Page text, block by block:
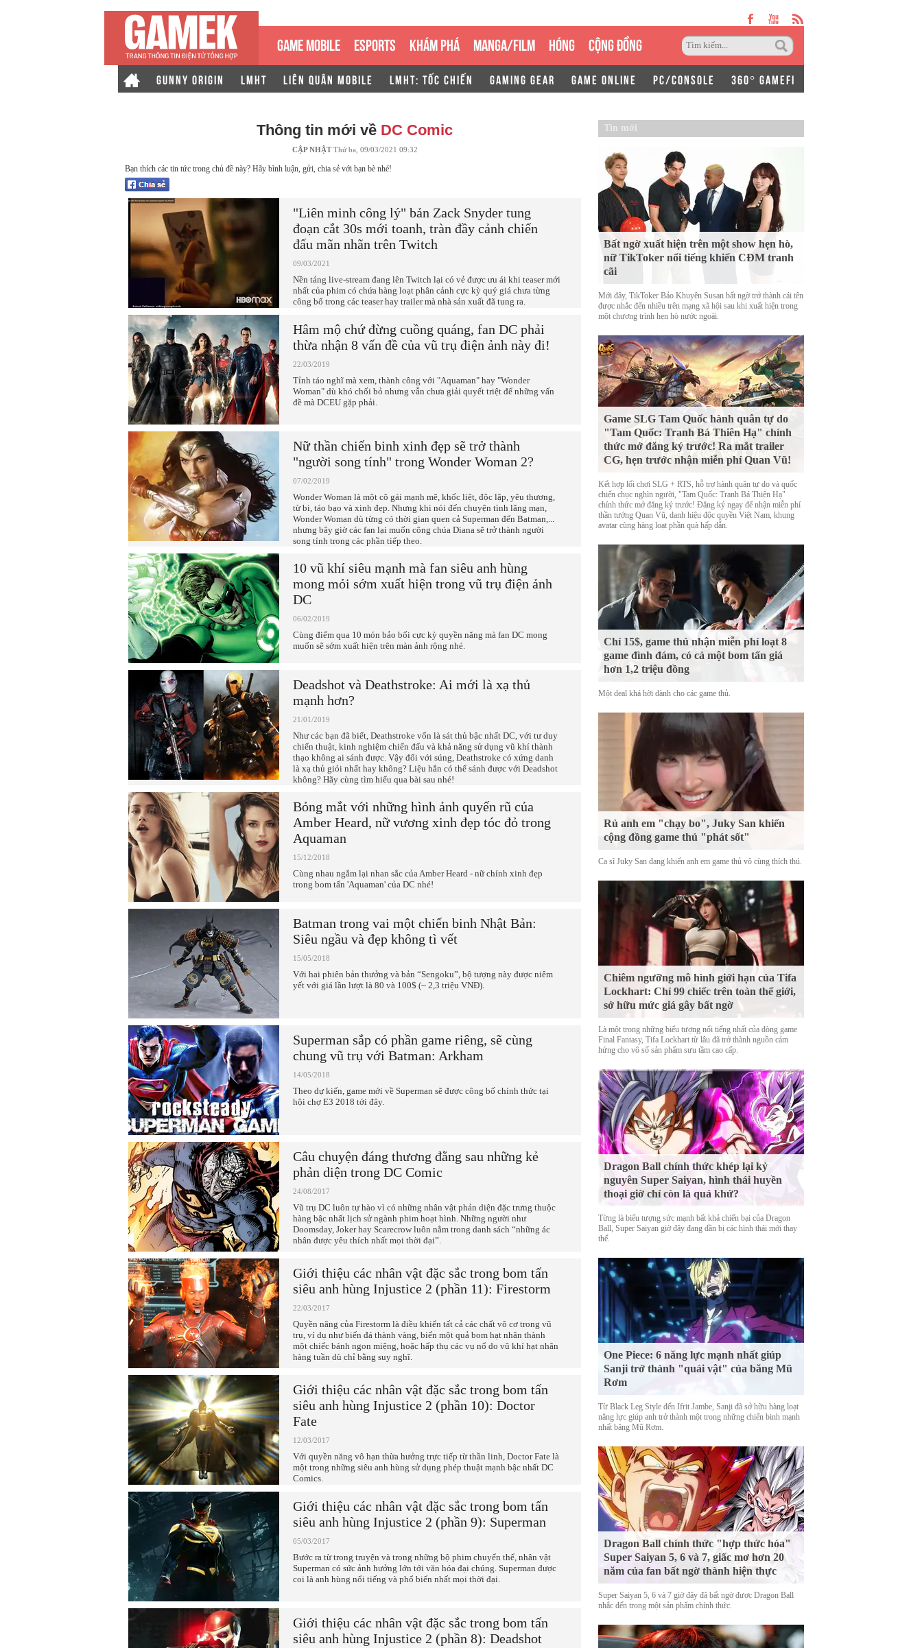
GAME MOBILE ESPORTS KHÁM PHÁ MANGA/FILM HÓNG CỘNG ĐỒNG
GUNNY ORIGIN LMHT LIÊN QUÂN MOBILE LMHT: TỐC CHIẾN GAMING GEAR GAME ONLINE PC/CONSOLE 360° GAMEFI
Thông tin mới về DC Comic
CẬP NHẬTThứ ba, 09/03/2021 09:32
Bạn thích các tin tức trong chủ đề này? Hãy bình luận, gửi, chia sẻ với bạn bè nhé!
"Liên minh công lý" bản Zack Snyder tung
đoạn cắt 30s mới toanh, tràn đầy cảnh chiến
đấu mãn nhãn trên Twitch
09/03/2021
Nền tảng live-stream đang lên Twitch lại có vẻ được ưu ái khi teaser mới
nhất của phim có chứa hàng loạt phân cảnh cực kỳ quý giá chưa từng
công bố trong các teaser hay trailer mà nhà sản xuất đã tung ra.
Hâm mộ chứ đừng cuồng quáng, fan DC phải
thừa nhận 8 vấn đề của vũ trụ điện ảnh này đi!
22/03/2019
Tỉnh táo nghĩ mà xem, thành công với "Aquaman" hay "Wonder
Woman" dù khó chối bỏ nhưng vẫn chưa giải quyết triệt để những vấn
đề mà DCEU gặp phải.
Nữ thần chiến binh xinh đẹp sẽ trở thành
"người song tính" trong Wonder Woman 2?
07/02/2019
Wonder Woman là một cô gái mạnh mẽ, khốc liệt, độc lập, yêu thương,
từ bi, táo bạo và xinh đẹp. Nhưng khi nói đến chuyện tình lãng mạn,
Wonder Woman dù từng có thời gian quen cả Superman đến Batman,...
nhưng bây giờ các fan lại muốn công chúa Diana sẽ trở thành người
song tính trong các phần tiếp theo.
10 vũ khí siêu mạnh mà fan siêu anh hùng
mong mỏi sớm xuất hiện trong vũ trụ điện ảnh
DC
06/02/2019
Cùng điểm qua 10 món bảo bối cực kỳ quyền năng mà fan DC mong
muốn sẽ sớm xuất hiện trên màn ảnh rộng nhé.
Deadshot và Deathstroke: Ai mới là xạ thủ
mạnh hơn?
21/01/2019
Như các bạn đã biết, Deathstroke vốn là sát thủ bậc nhất DC, với tư duy
chiến thuật, kinh nghiệm chiến đấu và khả năng sử dụng vũ khí thành
thạo không ai sánh được. Vậy đối với súng, Deathstroke có xứng danh
là xạ thủ giỏi nhất hay không? Liệu hắn có thể sánh được với Deadshot
không? Hãy cùng tìm hiểu qua bài sau nhé!
Bỏng mắt với những hình ảnh quyến rũ của
Amber Heard, nữ vương xinh đẹp tóc đỏ trong
Aquaman
15/12/2018
Cùng nhau ngắm lại nhan sắc của Amber Heard - nữ chính xinh đẹp
trong bom tấn 'Aquaman' của DC nhé!
Batman trong vai một chiến binh Nhật Bản:
Siêu ngầu và đẹp không tì vết
15/05/2018
Với hai phiên bản thưởng và bản “Sengoku”, bộ tượng này được niêm
yết với giá lần lượt là 80 và 100$ (~ 2,3 triệu VNĐ).
Superman sắp có phần game riêng, sẽ cùng
chung vũ trụ với Batman: Arkham
14/05/2018
Theo dự kiến, game mới về Superman sẽ được công bố chính thức tại
hội chợ E3 2018 tới đây.
Câu chuyện đáng thương đằng sau những kẻ
phản diện trong DC Comic
24/08/2017
Vũ trụ DC luôn tự hào vì có những nhân vật phản diện đặc trưng thuộc
hàng bậc nhất lịch sử ngành phim hoạt hình. Những người như
Doomsday, Joker hay Scarecrow luôn nằm trong danh sách “những ác
nhân được yêu thích nhất mọi thời đại”.
Giới thiệu các nhân vật đặc sắc trong bom tấn
siêu anh hùng Injustice 2 (phần 11): Firestorm
22/03/2017
Quyền năng của Firestorm là điều khiển tất cả các chất vô cơ trong vũ
trụ, ví dụ như biến đá thành vàng, biến một quả bom hạt nhân thành
một chiếc bánh ngon miệng, hoặc hấp thụ các vụ nổ do vũ khí hạt nhân
hàng tuần dù chỉ bằng suy nghĩ.
Giới thiệu các nhân vật đặc sắc trong bom tấn
siêu anh hùng Injustice 2 (phần 10): Doctor
Fate
12/03/2017
Với quyền năng vô hạn thừa hưởng trực tiếp từ thần linh, Doctor Fate là
một trong những siêu anh hùng sử dụng phép thuật mạnh bậc nhất DC
Comics.
Giới thiệu các nhân vật đặc sắc trong bom tấn
siêu anh hùng Injustice 2 (phần 9): Superman
05/03/2017
Bước ra từ trong truyện và trong những bộ phim chuyển thể, nhân vật
Superman có sức ảnh hưởng lớn tới văn hóa đại chúng. Superman được
coi là anh hùng nổi tiếng và phổ biến nhất mọi thời đại.
Giới thiệu các nhân vật đặc sắc trong bom tấn
siêu anh hùng Injustice 2 (phần 8): Deadshot
Tin mới
Bất ngờ xuất hiện trên một show hẹn hò,
nữ TikToker nổi tiếng khiến CĐM tranh
cãi
Mới đây, TikToker Bảo Khuyên Susan bất ngờ trở thành cái tên
được nhắc đến nhiều trên mạng xã hội sau khi xuất hiện trong
một chương trình hẹn hò nước ngoài.
Game SLG Tam Quốc hành quân tự do
"Tam Quốc: Tranh Bá Thiên Hạ" chính
thức mở đăng ký trước! Ra mắt trailer
CG, hẹn trước nhận miễn phí Quan Vũ!
Kết hợp lối chơi SLG + RTS, hỗ trợ hành quân tự do và quốc
chiến chục nghìn người, "Tam Quốc: Tranh Bá Thiên Hạ"
chính thức mở đăng ký trước! Đăng ký ngay để nhận miễn phí
thần tướng Quan Vũ, danh hiệu độc quyền Việt Nam, khung
avatar cùng hàng loạt phần quà hấp dẫn.
Chỉ 15$, game thủ nhận miễn phí loạt 8
game đình đám, có cả một bom tấn giá
hơn 1,2 triệu đồng
Một deal khá hời dành cho các game thủ.
Rủ anh em "chạy bo", Juky San khiến
cộng đồng game thủ "phát sốt"
Ca sĩ Juky San đang khiến anh em game thủ vô cùng thích thú.
Chiêm ngưỡng mô hình giới hạn của Tifa
Lockhart: Chỉ 99 chiếc trên toàn thế giới,
sở hữu mức giá gây bất ngờ
Là một trong những biểu tượng nổi tiếng nhất của dòng game
Final Fantasy, Tifa Lockhart từ lâu đã trở thành nguồn cảm
hứng cho vô số sản phẩm sưu tầm cao cấp.
Dragon Ball chính thức khép lại kỷ
nguyên Super Saiyan, hình thái huyền
thoại giờ chỉ còn là quá khứ?
Từng là biểu tượng sức mạnh bất khả chiến bại của Dragon
Ball, Super Saiyan giờ đây đang dần bị các hình thái mới thay
thế.
One Piece: 6 năng lực mạnh nhất giúp
Sanji trở thành "quái vật" của băng Mũ
Rơm
Từ Black Leg Style đến Ifrit Jambe, Sanji đã sở hữu hàng loạt
năng lực giúp anh trở thành một trong những chiến binh mạnh
nhất băng Mũ Rơm.
Dragon Ball chính thức "hợp thức hóa"
Super Saiyan 5, 6 và 7, giấc mơ hơn 20
năm của fan bất ngờ thành hiện thực
Super Saiyan 5, 6 và 7 giờ đây đã bất ngờ được Dragon Ball
nhắc đến trong một sản phẩm chính thức.